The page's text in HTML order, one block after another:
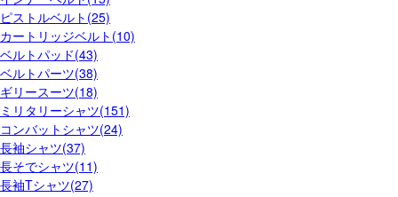
ピストルベルト(25)
カートリッジベルト(10)
ベルトパッド(43)
ベルトパーツ(38)
ギリースーツ(18)
ミリタリーシャツ(151)
コンバットシャツ(24)
長袖シャツ(37)
長そでシャツ(11)
長袖Tシャツ(27)